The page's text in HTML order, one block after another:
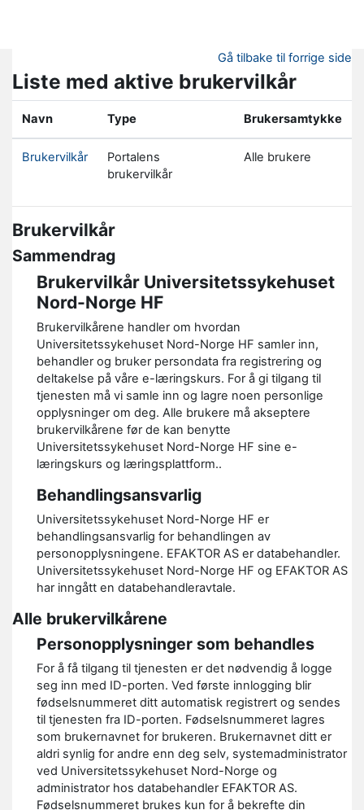
Gå tilbake til forrige side
Liste med aktive brukervilkår
Navn Type Brukersamtykke
Brukervilkår
Portalens
brukervilkår
Alle brukere
Brukervilkår
Sammendrag
Brukervilkår Universitetssykehuset
Nord-Norge HF
Brukervilkårene handler om hvordan
Universitetssykehuset Nord-Norge HF samler inn,
behandler og bruker persondata fra registrering og
deltakelse på våre e-læringskurs. For å gi tilgang til
tjenesten må vi samle inn og lagre noen personlige
opplysninger om deg. Alle brukere må akseptere
brukervilkårene før de kan benytte
Universitetssykehuset Nord-Norge HF sine e-
læringskurs og læringsplattform..
Behandlingsansvarlig
Universitetssykehuset Nord-Norge HF er
behandlingsansvarlig for behandlingen av
personopplysningene. EFAKTOR AS er databehandler.
Universitetssykehuset Nord-Norge HF og EFAKTOR AS
har inngått en databehandleravtale.
Alle brukervilkårene
Personopplysninger som behandles
For å få tilgang til tjenesten er det nødvendig å logge
seg inn med ID-porten. Ved første innlogging blir
fødselsnummeret ditt automatisk registrert og sendes
til tjenesten fra ID-porten. Fødselsnummeret lagres
som brukernavnet for brukeren. Brukernavnet ditt er
aldri synlig for andre enn deg selv, systemadministrator
ved Universitetssykehuset Nord-Norge og
administrator hos databehandler EFAKTOR AS.
Fødselsnummeret brukes kun for å bekrefte din